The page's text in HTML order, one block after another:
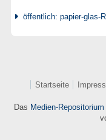
öffentlich: papier-glas-
Startseite
Das Medien-Repositorium